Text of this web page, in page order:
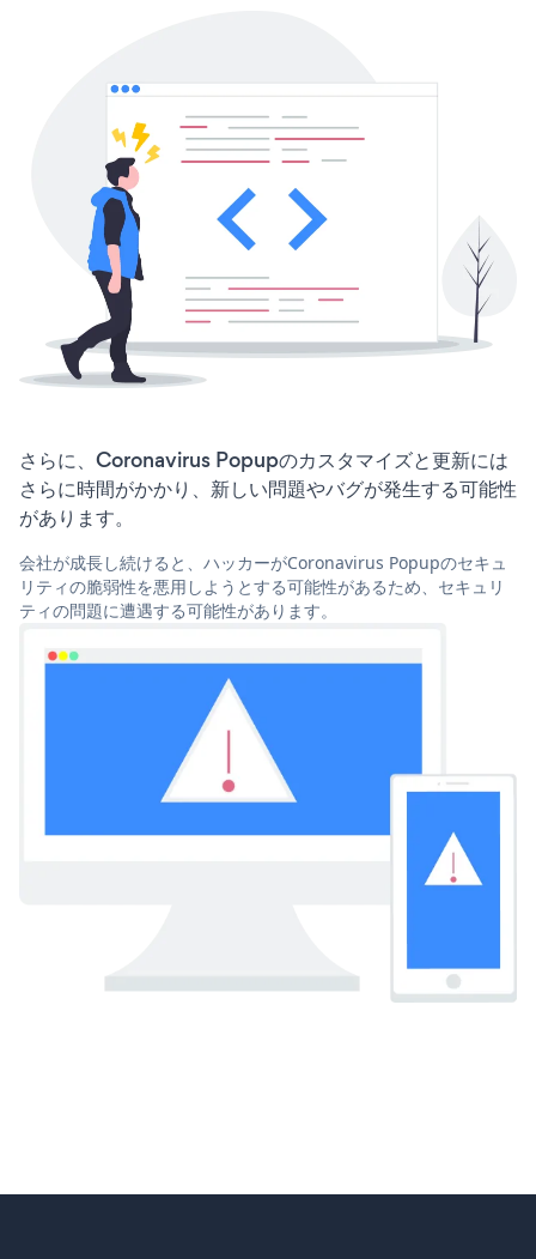
さらに、Coronavirus Popupのカスタマイズと更新には
さらに時間がかかり、新しい問題やバグが発生する可能性
があります。
会社が成長し続けると、ハッカーがCoronavirus Popupのセキュ
リティの脆弱性を悪用しようとする可能性があるため、セキュリ
ティの問題に遭遇する可能性があります。